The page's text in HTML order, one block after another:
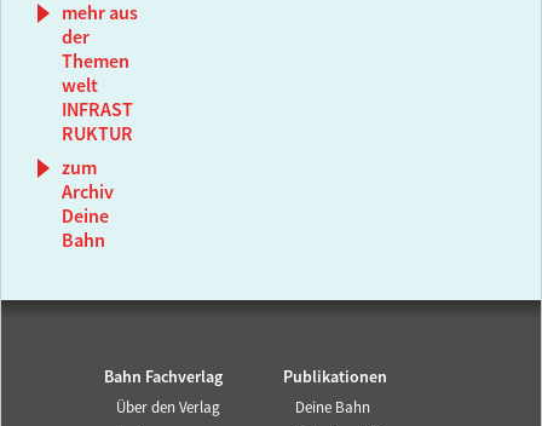
mehr aus
der
Themen
welt
INFRAST
RUKTUR
zum
Archiv
Deine
Bahn
Bahn Fachverlag
Über den Verlag
Publikationen
Deine Bahn